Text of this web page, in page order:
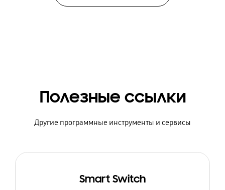
Полезные ссылки
Другие программные инструменты и сервисы
Smart Switch